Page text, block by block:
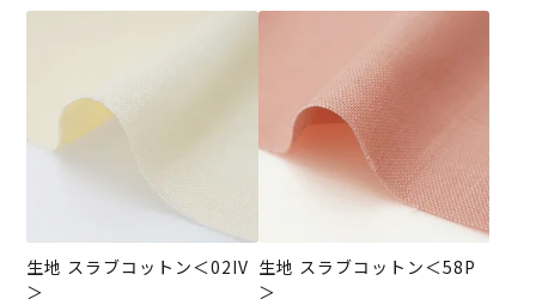
生地 スラブコットン＜02IV
＞
生地 スラブコットン＜58P
＞